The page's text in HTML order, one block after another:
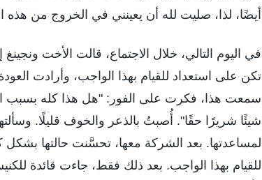
أيضًا، لذا، صليت لله أن يعينني في الخروج من هذه
في اليوم التالي، خلال الاجتماع، قالت الأخت
تكن على استعداد للقيام بهذا الواجب، وأرادت
سمعت هذا، فكرت على الفور: "هل هذا كله بسبب
شيئًا شريرًا حقًا". أُصبتُ بالذعر والخوف قليلًا.
لمساعدتها. بعد الشركة معها، تحسَّنت حالتها بشكل
للقيام بهذا الواجب. بعد ذلك فقط، جاءت قائدة